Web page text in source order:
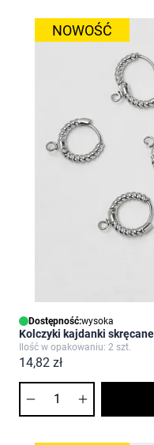
NOWOŚĆ
Dostępność:wysoka
Kolczyki kajdanki
Ilość w opakowaniu: 2 szt.
14,82 zł